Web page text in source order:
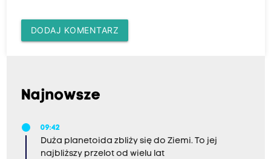
DODAJ KOMENTARZ
Najnowsze
09:42
Duża planetoida zbliży się do Ziemi. To jej
najbliższy przelot od wielu lat